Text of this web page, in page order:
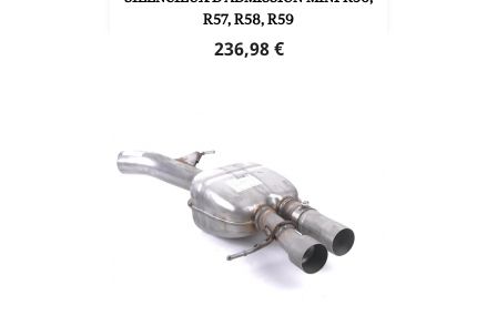
R57, R58, R59
Prix
236,98 €